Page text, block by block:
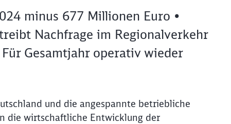
minus 677 Millionen Euro •
Nachfrage im Regionalverkehr
Gesamtjahr operativ wieder
und die angespannte betriebliche
die wirtschaftliche Entwicklung der